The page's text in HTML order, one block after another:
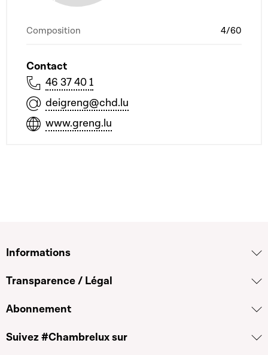
Composition 4/60
Contact
46 37 40 1
deigreng@chd.lu
www.greng.lu
Informations
Transparence / Légal
Abonnement
Suivez #Chambrelux sur